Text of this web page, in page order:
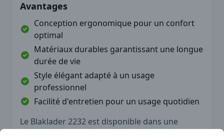
Avantages
Conception ergonomique pour un confort
optimal
Matériaux durables garantissant une longue
durée de vie
Style élégant adapté à un usage
professionnel
Facilité d'entretien pour un usage quotidien
Le Blaklader 2232 est disponible dans une